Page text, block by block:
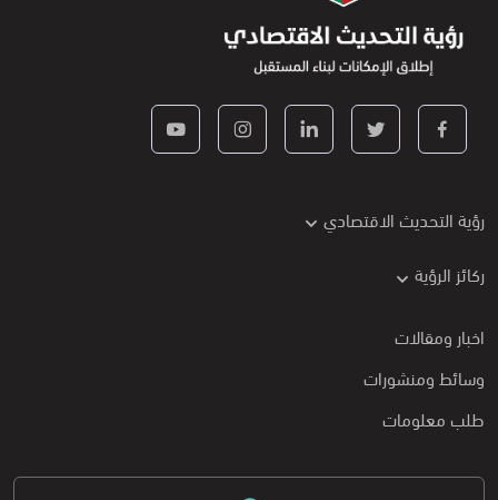
رؤية التحديث الاقتصادي
ركائز الرؤية
اخبار ومقالات
وسائط ومنشورات
طلب معلومات